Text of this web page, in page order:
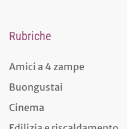
Rubriche
Amici a 4 zampe
Buongustai
Cinema